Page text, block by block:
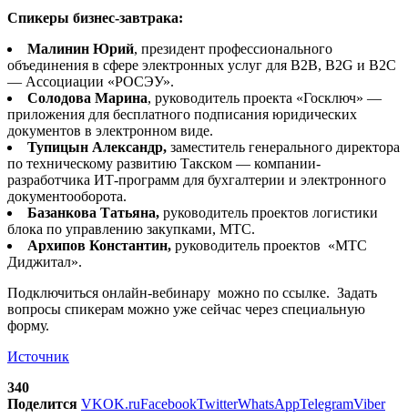
Спикеры бизнес-завтрака:
Малинин Юрий, президент профессионального
объединения в сфере электронных услуг для B2B, B2G и B2C
― Ассоциации «РОСЭУ».
Солодова Марина, руководитель проекта «Госключ» ―
приложения для бесплатного подписания юридических
документов в электронном виде.
Тупицын Александр, заместитель генерального директора
по техническому развитию Такском ― компании-
разработчика ИТ-программ для бухгалтерии и электронного
документооборота.
Базанкова Татьяна, руководитель проектов логистики
блока по управлению закупками, МТС.
Архипов Константин, руководитель проектов «МТС
Диджитал».
Подключиться онлайн-вебинару можно по ссылке. Задать
вопросы спикерам можно уже сейчас через специальную
форму.
Источник
340
Поделится VKOK.ruFacebookTwitterWhatsAppTelegramViber